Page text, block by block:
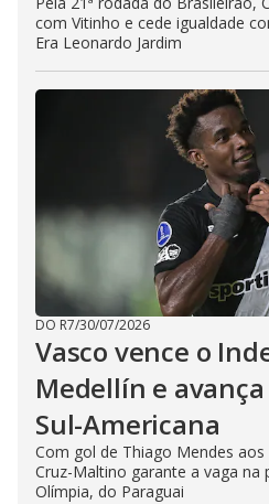
com Vitinho e cede igualdade
Era Leonardo Jardim
DO R7/30/07/2026
Vasco vence o
Medellín e
Sul-Americana
Com gol de Thiago Mendes
Cruz-Maltino garante a vaga
Olímpia, do Paraguai